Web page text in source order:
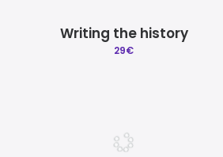
Writing the history
29€